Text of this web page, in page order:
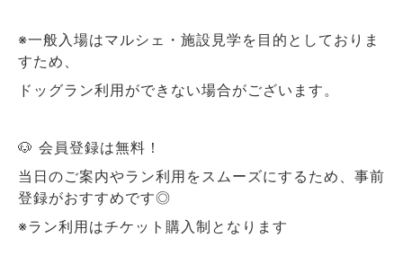
※一般入場はマルシェ・施設見学を目的としておりま
すため、
ドッグラン利用ができない場合がございます。
🐶 会員登録は無料！
当日のご案内やラン利用をスムーズにするため、事前
登録がおすすめです◎
※ラン利用はチケット購入制となります